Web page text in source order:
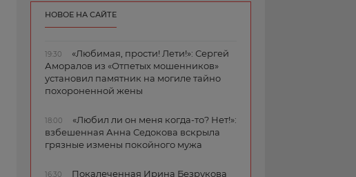
НОВОЕ НА САЙТЕ
19:30
«Любимая, прости! Лети!»: Сергей
Аморалов из «Отпетых мошенников»
установил памятник на могиле тайно
похороненной жены
18:00
«Любил ли он меня когда-то? Нет!»:
взбешенная Анна Седокова вскрыла
грязные измены покойного мужа
16:30 Покалеченная Ирина Безрукова